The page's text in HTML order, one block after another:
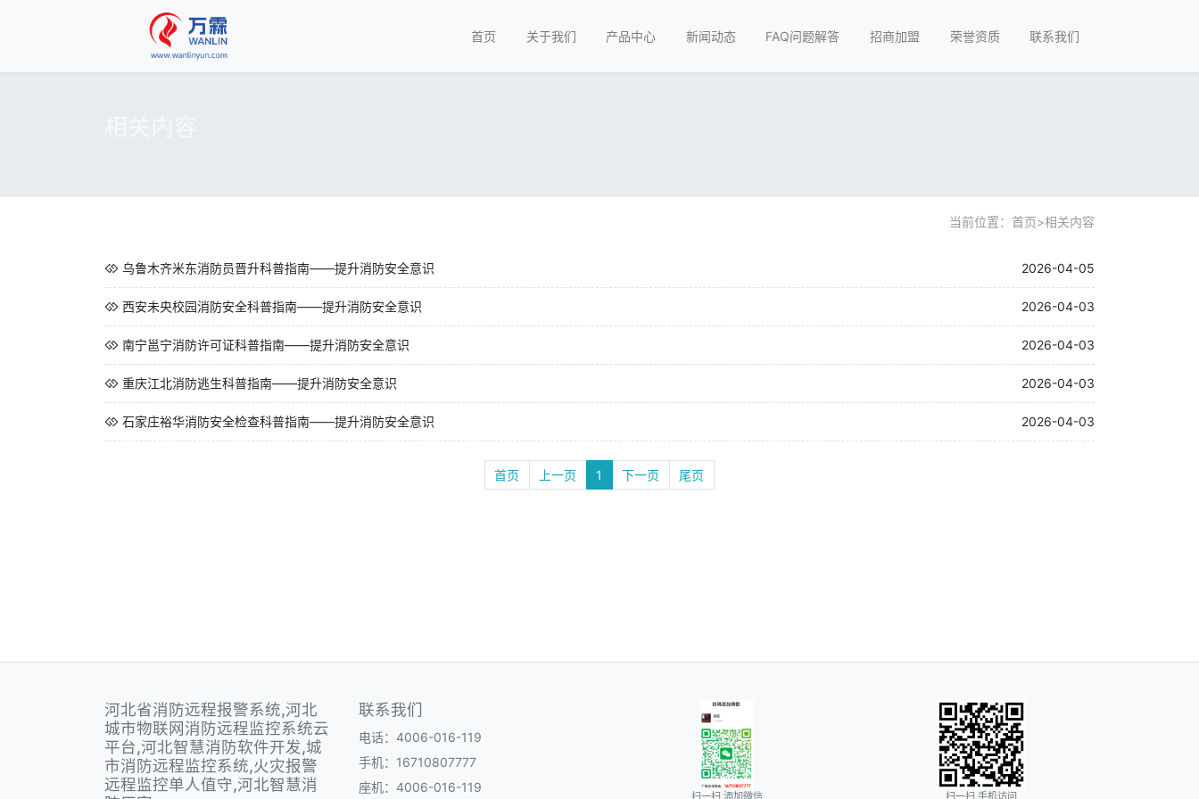
首页 关于我们 产品中心 新闻动态 FAQ问题解答 招商加盟 荣誉资质 联系我们
当前位置： 首页>相关内容
乌鲁木齐米东消防员晋升科普指南——提升消防安全意识 2026-04-05
西安未央校园消防安全科普指南——提升消防安全意识 2026-04-03
南宁邕宁消防许可证科普指南——提升消防安全意识 2026-04-03
重庆江北消防逃生科普指南——提升消防安全意识 2026-04-03
石家庄裕华消防安全检查科普指南——提升消防安全意识 2026-04-03
首页 上一页 1 下一页 尾页
河北省消防远程报警系统,河北
城市物联网消防远程监控系统云
平台,河北智慧消防软件开发,城
市消防远程监控系统,火灾报警
远程监控单人值守,河北智慧消
联系我们
电话：4006-016-119
手机：16710807777
座机：4006-016-119
扫一扫 添加微信 扫一扫 手机访问